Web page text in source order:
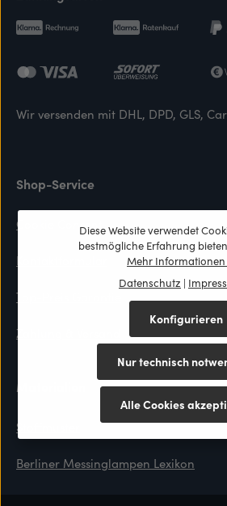
Wir versenden mit DHL, DPD, GLS,
Shop-Service
Cookie Consent
Kontaktformular
Top-Preis Garantie
Zahlung & Versand
Materialien
Stoffmuster
Berliner Messinglampen Lexikon
Diese Website verwendet
bestmögliche Erfahrung
Mehr Informationen
Datenschutz |
Nur technisch
Konfigurieren
Alle Cookies